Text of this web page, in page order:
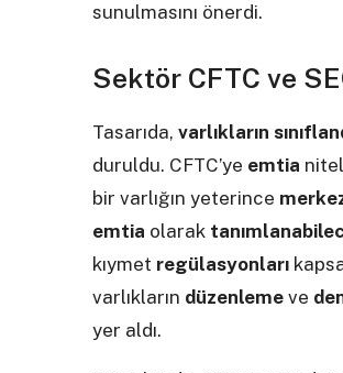
sunulmasını önerdi.
Sektör CFTC ve
Tasarıda, varlıkların
duruldu. CFTC’ye emtia
bir varlığın yeterince
emtia olarak
kıymet regülasyonları
varlıkların düzenleme ve
yer aldı.